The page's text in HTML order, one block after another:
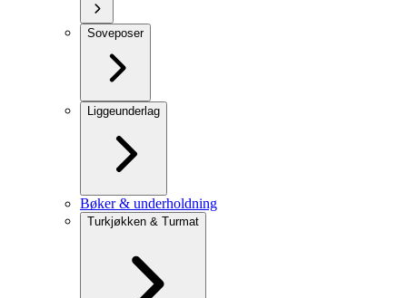
Soveposer
Liggeunderlag
Bøker & underholdning
Turkjøkken & Turmat